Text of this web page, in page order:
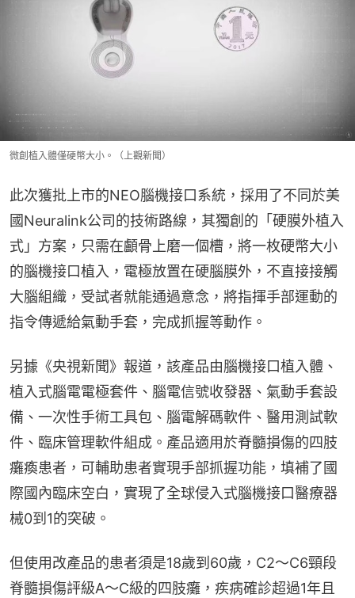
微創植入體僅硬幣大小。（上觀新聞）
此次獲批上市的NEO腦機接口系統，採用了不同於美
國Neuralink公司的技術路線，其獨創的「硬膜外植入
式」方案，只需在顱骨上磨一個槽，將一枚硬幣大小
的腦機接口植入，電極放置在硬腦膜外，不直接接觸
大腦組織，受試者就能通過意念，將指揮手部運動的
指令傳遞給氣動手套，完成抓握等動作。
另據《央視新聞》報道，該產品由腦機接口植入體、
植入式腦電電極套件、腦電信號收發器、氣動手套設
備、一次性手術工具包、腦電解碼軟件、醫用測試軟
件、臨床管理軟件組成。產品適用於脊髓損傷的四肢
癱瘓患者，可輔助患者實現手部抓握功能，填補了國
際國內臨床空白，實現了全球侵入式腦機接口醫療器
械0到1的突破。
但使用改產品的患者須是18歲到60歲，C2～C6頸段
脊髓損傷評級A～C級的四肢癱，疾病確診超過1年且